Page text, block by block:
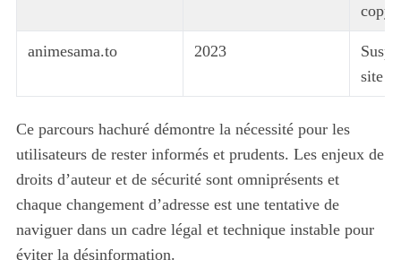
animesama.to 2023
site
Ce parcours hachuré démontre la nécessité pour les
utilisateurs de rester informés et prudents. Les enjeux de
droits d’auteur et de sécurité sont omniprésents et
chaque changement d’adresse est une tentative de
naviguer dans un cadre légal et technique instable pour
éviter la désinformation.